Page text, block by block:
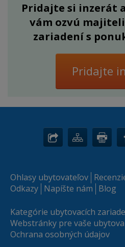
Pridajte si inzerát
vám ozvú
zariadení s
Pridajte
Ohlasy ubytovateľov
Odkazy Napíšte nám Blog
Kategórie ubytovacích
Webstránky pre vaše
Ochrana osobných údajov